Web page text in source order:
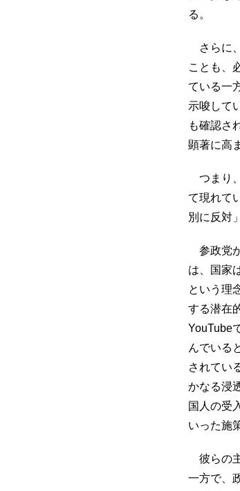
る。
さらに
ことも、
ている一
示唆して
も確認さ
顕著に高
つまり
て現れて
別に反対
参政党
は、国家
という理
する潜在
YouTube
んでいる
されてい
かなる浸
国人の受
いった施
彼らの
一方で、